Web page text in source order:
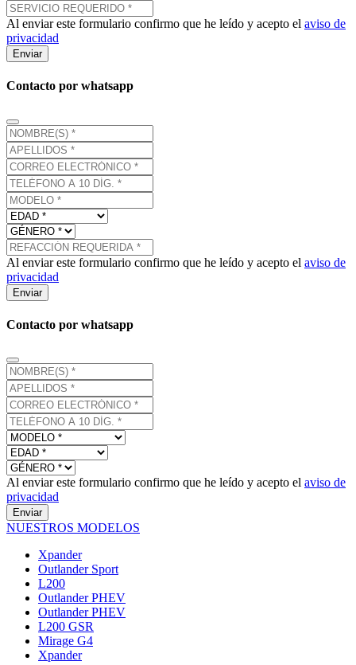
Al enviar este formulario confirmo que he leído y acepto el aviso de
privacidad
Enviar
Contacto por whatsapp
Al enviar este formulario confirmo que he leído y acepto el aviso de
privacidad
Enviar
Contacto por whatsapp
Al enviar este formulario confirmo que he leído y acepto el aviso de
privacidad
Enviar
NUESTROS MODELOS
Xpander
Outlander Sport
L200
Outlander PHEV
Outlander PHEV
L200 GSR
Mirage G4
Xpander